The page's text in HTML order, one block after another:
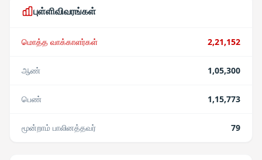
புள்ளிவிவரங்கள்
மொத்த வாக்காளர்கள் 2,21,152
ஆண் 1,05,300
பெண் 1,15,773
மூன்றாம் பாலினத்தவர் 79